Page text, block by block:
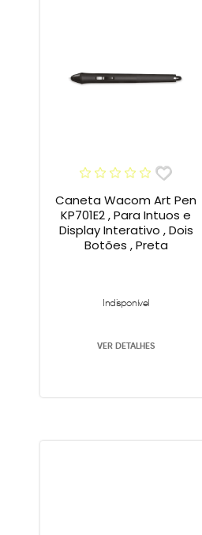
Caneta Wacom Art Pen
KP701E2 , Para Intuos e
Display Interativo , Dois
Botões , Preta
Indisponível
VER DETALHES